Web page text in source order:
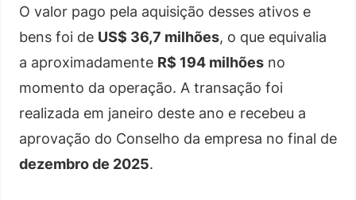
O valor pago pela aquisição desses ativos e
bens foi de US$ 36,7 milhões, o que equivalia
a aproximadamente R$ 194 milhões no
momento da operação. A transação foi
realizada em janeiro deste ano e recebeu a
aprovação do Conselho da empresa no final de
dezembro de 2025.